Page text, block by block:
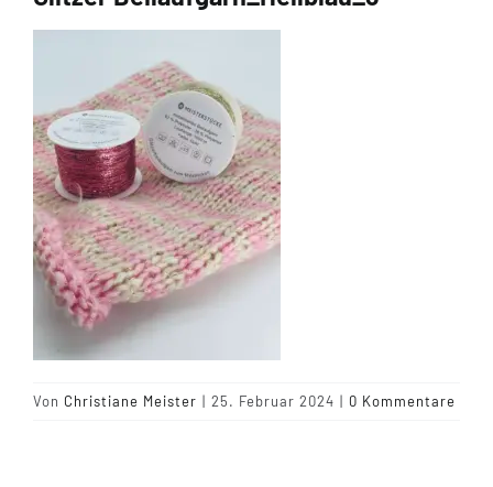
Münster Yarn
Wollfestivals
Kontakt
Von Christiane Meister | 25. Februar 2024 | 0 Kommentare